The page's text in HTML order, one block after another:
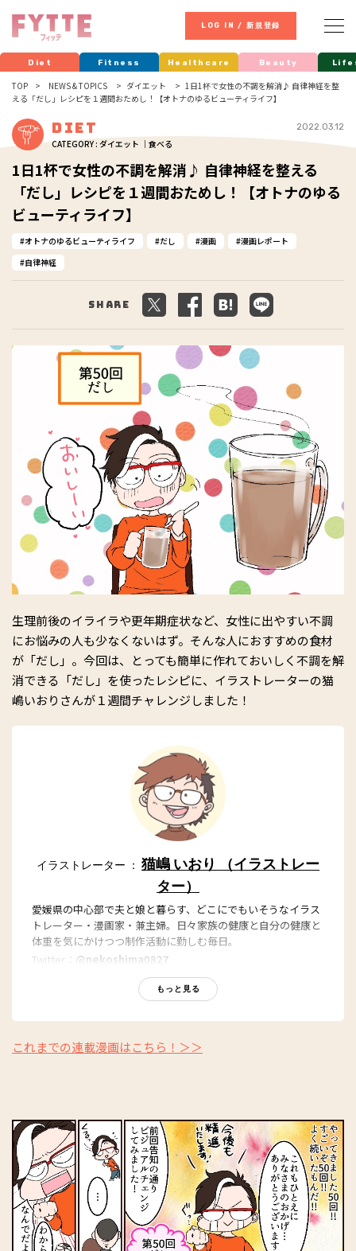
LOG IN / 新規登録
Diet Fitness Healthcare Beauty
TOP NEWS & TOPICS ダイエット
1日1杯で女性の不調を解消♪ 自律神経を整
える「だし」レシピを１週間おためし！【オトナのゆるビューティライフ】
Diet
CATEGORY : ダイエット ｜食べる
2022.03.12
1日1杯で女性の不調を解消♪ 自律神経を整える
「だし」レシピを１週間おためし！【オトナのゆる
ビューティライフ】
オトナのゆるビューティライフ だし 漫画
漫画レポート
自律神経
Share
生理前後のイライラや更年期症状など、女性に出やすい不調
にお悩みの人も少なくないはず。そんな人におすすめの食材
が「だし」。今回は、とっても簡単に作れておいしく不調を解
消できる「だし」を使ったレシピに、イラストレーターの猫
嶋いおりさんが１週間チャレンジしました！
イラストレーター ： 猫嶋 いおり （イラストレー
ター）
愛媛県の中心部で夫と娘と暮らす、どこにでもいそうなイラス
トレーター・漫画家・兼主婦。日々家族の健康と自分の健康と
体重を気にかけつつ制作活動に勤しむ毎日。
Twitter： @nekoshima0827
もっと見る
これまでの連載漫画はこちら！＞＞